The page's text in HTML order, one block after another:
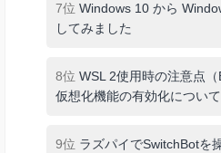
7位 Windows 10 から
してみました
8位 WSL 2使用時の注意点
仮想化機能の有効化について
9位 ラズパイでSwitchBotを